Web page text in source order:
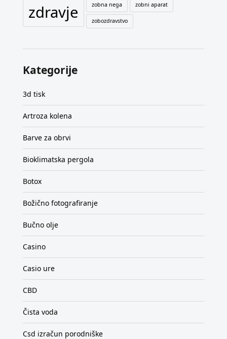
zdravje zobna nega zobni aparat
zobozdravstvo
Kategorije
3d tisk
Artroza kolena
Barve za obrvi
Bioklimatska pergola
Botox
Božično fotografiranje
Bučno olje
Casino
Casio ure
CBD
Čista voda
Csd izračun porodniške